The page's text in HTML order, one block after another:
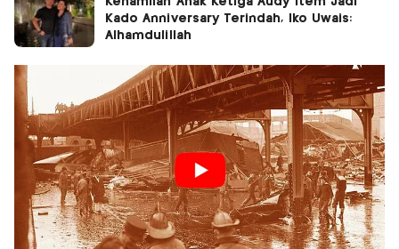
Kado Anniversary Terindah, Iko Uwais:
Alhamdulillah